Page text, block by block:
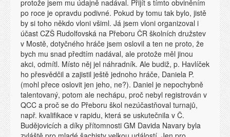
protože jsem mu údajně nadával. Přijít s tímto obviněním
po roce je opravdu podivné. Pokud by tomu tak bylo, jistě
by si toho někdo vloni všiml. Já jsem vloni organizoval i
účast CZŠ Rudolfovská na Přeboru ČR školních družstev
v Mostě, dotyčného hráče jsem oslovil a ten ne proto, že
bych mu snad předtím nadával, ale protože měl jinou
akci, odmítl. Místo něj jel náhradník. Ale budiž, p. Havlíček
ho přesvědčil a zajistil ještě jednoho hráče, Daniela P.
(mohl přece oslovit jen jeho, ne?). Daniel je nepochybně
talentovaný, potom ale nechápu, proč nebyl registrován v
QCC a proč se do Přeboru škol nezúčastňoval turnajů,
např. kvalifikace v rapidu, která se uskutečnila v Č.
Budějovicích a díky přítomnosti GM Davida Navary byla